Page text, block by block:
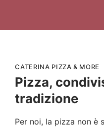
CATERINA PIZZA & MORE
Pizza,
tradizione
Per noi, la pizza non è